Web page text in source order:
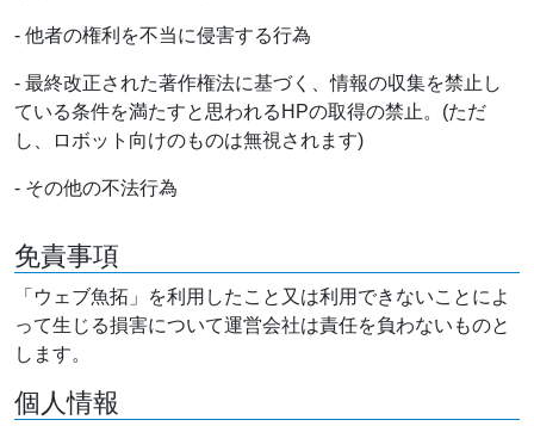
- 他者の権利を不当に侵害する行為
- 最終改正された著作権法に基づく、情報の収集を禁止し
ている条件を満たすと思われるHPの取得の禁止。(ただ
し、ロボット向けのものは無視されます)
- その他の不法行為
免責事項
「ウェブ魚拓」を利用したこと又は利用できないことによ
って生じる損害について運営会社は責任を負わないものと
します。
個人情報